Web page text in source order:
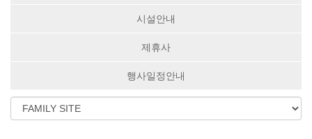
시설안내
제휴사
행사일정안내